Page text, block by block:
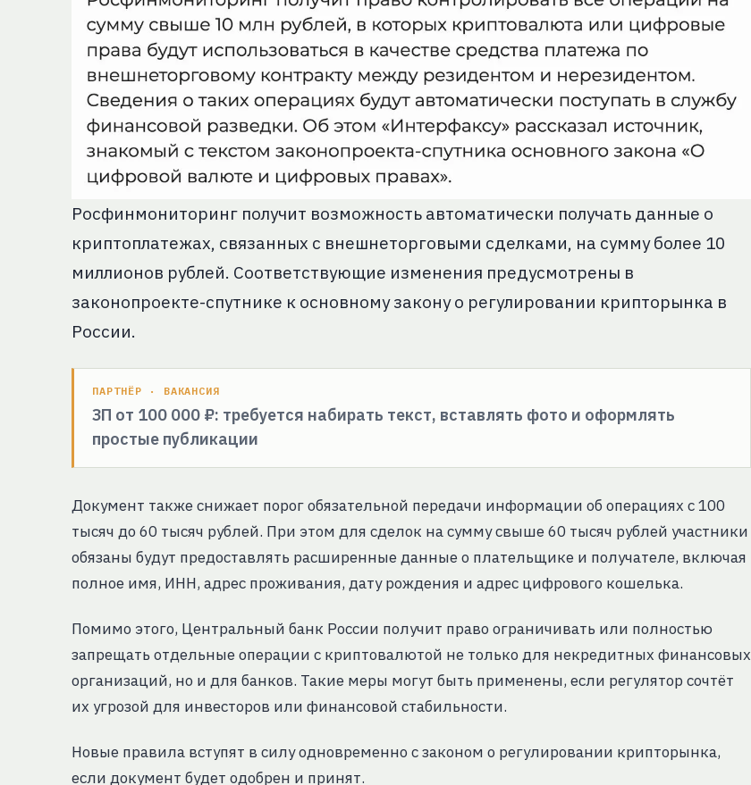
Росфинмониторинг получит возможность автоматически получать данные о
криптоплатежах, связанных с внешнеторговыми сделками, на сумму более 10
миллионов рублей. Соответствующие изменения предусмотрены в
законопроекте-спутнике к основному закону о регулировании крипторынка в
России.
ПАРТНЁР · ВАКАНСИЯ
ЗП от 100 000 ₽: требуется набирать текст, вставлять фото и оформлять
простые публикации
Документ также снижает порог обязательной передачи информации об операциях с 100
тысяч до 60 тысяч рублей. При этом для сделок на сумму свыше 60 тысяч рублей участники
обязаны будут предоставлять расширенные данные о плательщике и получателе, включая
полное имя, ИНН, адрес проживания, дату рождения и адрес цифрового кошелька.
Помимо этого, Центральный банк России получит право ограничивать или полностью
запрещать отдельные операции с криптовалютой не только для некредитных финансовых
организаций, но и для банков. Такие меры могут быть применены, если регулятор сочтёт
их угрозой для инвесторов или финансовой стабильности.
Новые правила вступят в силу одновременно с законом о регулировании крипторынка,
если документ будет одобрен и принят.